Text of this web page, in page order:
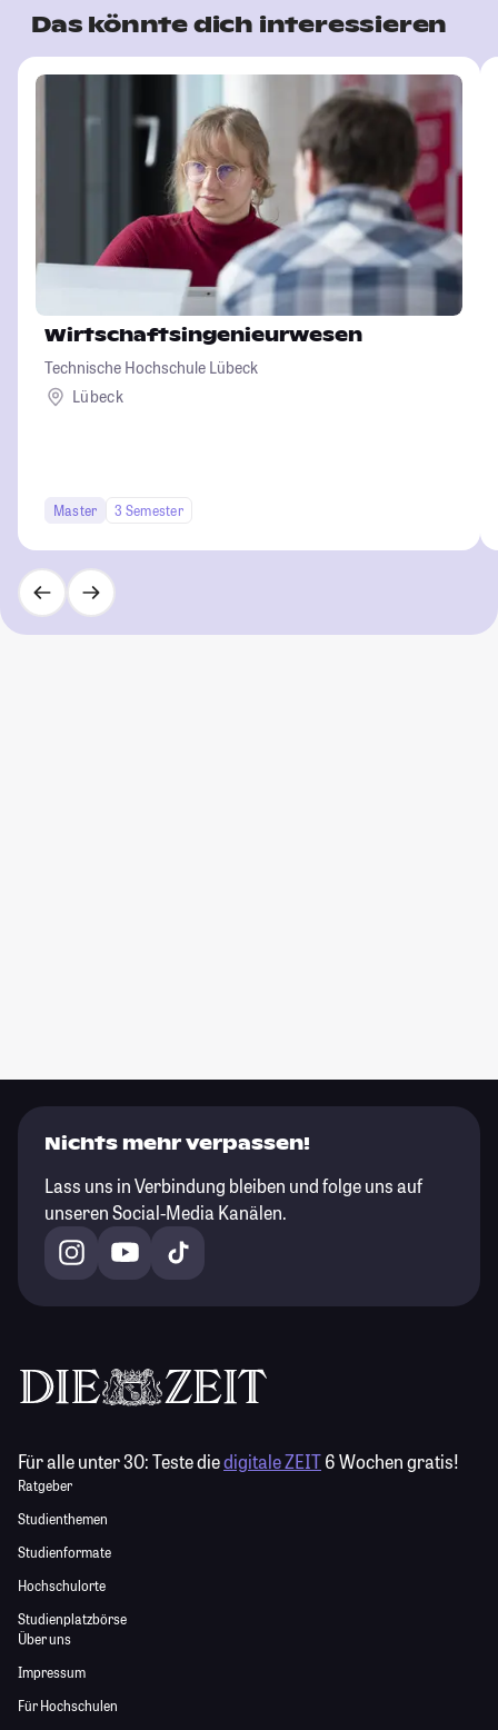
Das könnte dich interessieren
Wirtschaftsingenieurwesen
Technische Hochschule Lübeck
Lübeck
Master 3 Semester
Nichts mehr verpassen!
Lass uns in Verbindung bleiben und folge uns auf
unseren Social-Media Kanälen.
Für alle unter 30:Teste diedigitale ZEIT6 Wochen gratis!
Ratgeber
Studienthemen
Studienformate
Hochschulorte
Studienplatzbörse
Über uns
Impressum
Für Hochschulen